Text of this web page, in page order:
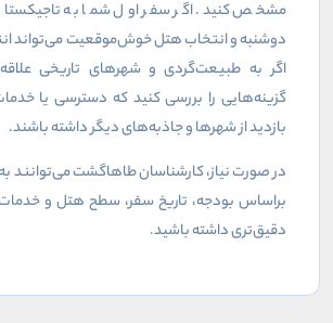
مشخص کنید. اگر سفر اول شما به
دوشنبه و انتخاب هتل خوش‌موقعیت می‌تواند
اگر به طبیعت‌گردی و شهرهای تاریخی علاقه
گزینه‌هایی را بررسی کنید که دسترسی یا
بازدید از شهرها و جاذبه‌های دیگر داشته باشند.
در صورت نیاز، کارشناسان طاهاگشت می‌توانند
براساس بودجه، تاریخ سفر، سطح هتل و خدمات
دقیق‌تری داشته باشید.